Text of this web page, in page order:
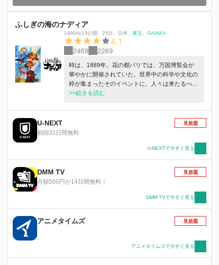
ふしぎの海のナディア
1990/4/13公開 25分 日本 東宝 GAINAX
4.1
2469 2269
時は、1889年。花の都パリでは、万国博覧会が
華やかに開催されていた。世界中の科学や文化の
粋が集まったそのイベントに、人々は来たるべき
20世紀、科学万能の時代の到来を予感し、夢見て
つつあったが、まだまだ未知なるロマンと冒険が
あふれた時代でもあった。そんな中、世界中の海
で謎の巨大生物“海獣”が出没し人々を恐怖に陥れ
てしまった発明好きの少年・ジャンは、万国博覧
会の会場で謎の少女・ナディアに出会う。ナディ
アに一目ぼれしたジャンは、ひょんなことからナ
ディアとともに冒険へと旅立つことに-。彼らを
待ちうける運命とはいったい?
>>続きを読む
U-NEXT
初回31日間無料
見放題
U-NEXTで今すぐ見る
DMM TV
月額550円が14日間無料！
見放題
DMM TVで今すぐ見る
アニメタイムズ 見放題
アニメタイムズで今すぐ見る